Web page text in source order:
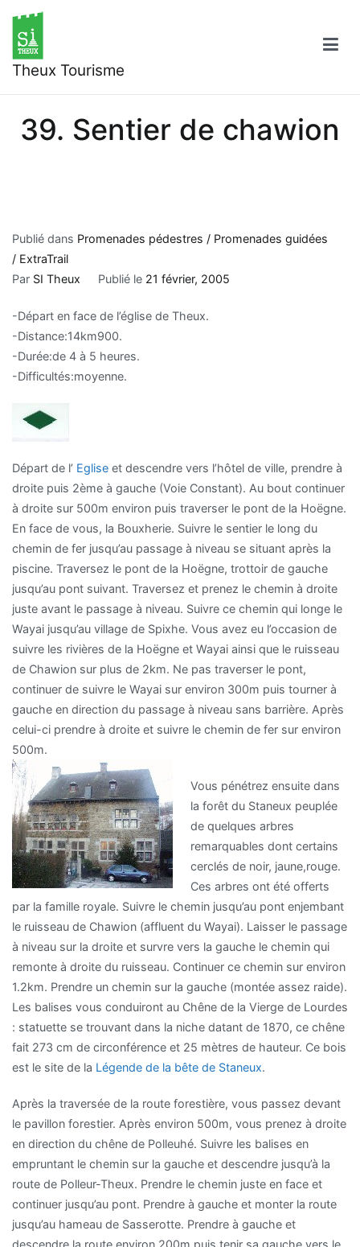
contenu
Theux Tourisme
39. Sentier de chawion
Publié dans Promenades pédestres / Promenades guidées
/ ExtraTrail
Par SI Theux Publié le 21 février, 2005
-Départ en face de l’église de Theux.
-Distance:14km900.
-Durée:de 4 à 5 heures.
-Difficultés:moyenne.
Départ de l’ Eglise et descendre vers l’hôtel de ville, prendre à
droite puis 2ème à gauche (Voie Constant). Au bout continuer
à droite sur 500m environ puis traverser le pont de la Hoëgne.
En face de vous, la Bouxherie. Suivre le sentier le long du
chemin de fer jusqu’au passage à niveau se situant après la
piscine. Traversez le pont de la Hoëgne, trottoir de gauche
jusqu’au pont suivant. Traversez et prenez le chemin à droite
juste avant le passage à niveau. Suivre ce chemin qui longe le
Wayai jusqu’au village de Spixhe. Vous avez eu l’occasion de
suivre les rivières de la Hoëgne et Wayai ainsi que le ruisseau
de Chawion sur plus de 2km. Ne pas traverser le pont,
continuer de suivre le Wayai sur environ 300m puis tourner à
gauche en direction du passage à niveau sans barrière. Après
celui-ci prendre à droite et suivre le chemin de fer sur environ
500m.
Vous pénétrez ensuite dans
la forêt du Staneux peuplée
de quelques arbres
remarquables dont certains
cerclés de noir, jaune,rouge.
Ces arbres ont été offerts
par la famille royale. Suivre le chemin jusqu’au pont enjembant
le ruisseau de Chawion (affluent du Wayai). Laisser le passage
à niveau sur la droite et survre vers la gauche le chemin qui
remonte à droite du ruisseau. Continuer ce chemin sur environ
1.2km. Prendre un chemin sur la gauche (montée assez raide).
Les balises vous conduiront au Chêne de la Vierge de Lourdes
: statuette se trouvant dans la niche datant de 1870, ce chêne
fait 273 cm de circonférence et 25 mètres de hauteur. Ce bois
est le site de la Légende de la bête de Staneux.
Après la traversée de la route forestière, vous passez devant
le pavillon forestier. Après environ 500m, vous prenez à droite
en direction du chêne de Polleuhé. Suivre les balises en
empruntant le chemin sur la gauche et descendre jusqu’à la
route de Polleur-Theux. Prendre le chemin juste en face et
continuer jusqu’au pont. Prendre à gauche et monter la route
jusqu’au hameau de Sasserotte. Prendre à gauche et
descendre la route environ 200m puis tenir sa gauche vers le